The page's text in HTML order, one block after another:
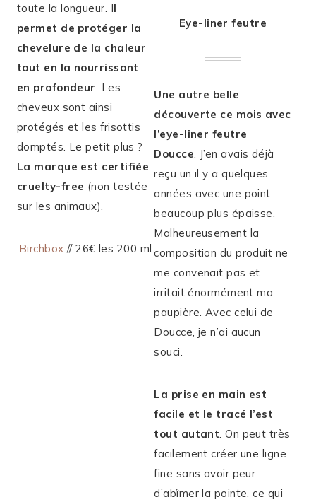
toute la longueur. Il
permet de protéger la
chevelure de la chaleur
tout en la nourrissant
en profondeur. Les
cheveux sont ainsi
protégés et les frisottis
domptés. Le petit plus ?
La marque est certifiée
cruelty-free (non testée
sur les animaux).
Birchbox // 26€ les 200 ml
Eye-liner feutre
Une autre belle
découverte ce mois avec
l’eye-liner feutre
Doucce. J’en avais déjà
reçu un il y a quelques
années avec une point
beaucoup plus épaisse.
Malheureusement la
composition du produit ne
me convenait pas et
irritait énormément ma
paupière. Avec celui de
Doucce, je n’ai aucun
souci.
La prise en main est
facile et le tracé l’est
tout autant. On peut très
facilement créer une ligne
fine sans avoir peur
d’abîmer la pointe. ce qui